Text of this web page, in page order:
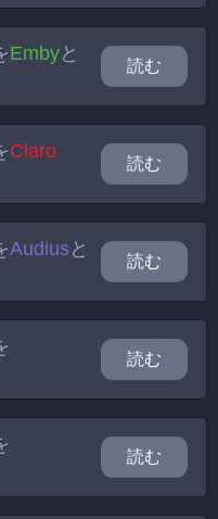
Embyと
読む
Claro
読む
Audiusと
読む
読む
読む